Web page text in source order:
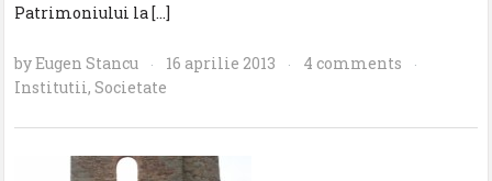
Patrimoniului la […]
byEugen Stancu · 16 aprilie 2013 · 4 comments ·
Institutii,Societate